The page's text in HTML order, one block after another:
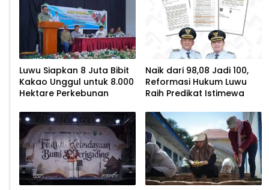
Luwu Siapkan 8 Juta Bibit
Kakao Unggul untuk 8.000
Hektare Perkebunan
Naik dari 98,08 Jadi 100,
Reformasi Hukum Luwu
Raih Predikat Istimewa